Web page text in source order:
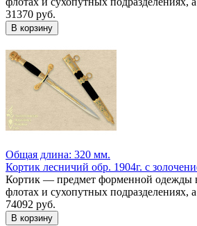
31370 руб.
Общая длина: 320 мм.
Кортик лесничий обр. 1904г. с
Кортик — предмет форменной одежды
флотах и сухопутных подразделениях, а
74092 руб.